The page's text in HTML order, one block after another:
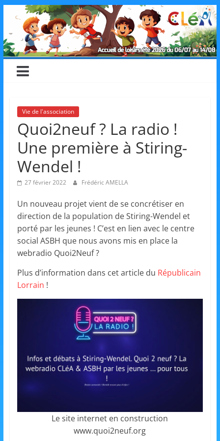
content
CLéA
–
les
l'éducation
et
–
Stiring-
Wendel
L
o
i
r
Vie de l'association
Quoi2neuf ? La radio !
Une première à Stiring-
Wendel !
27 février 2022 Frédéric AMELLA
Un nouveau projet vient de se concrétiser en
direction de la population de Stiring-Wendel et
porté par les jeunes ! C’est en lien avec le centre
social ASBH que nous avons mis en place la
webradio Quoi2Neuf ?
Plus d’information dans cet article du Républicain
Lorrain !
Le site internet en construction
www.quoi2neuf.org